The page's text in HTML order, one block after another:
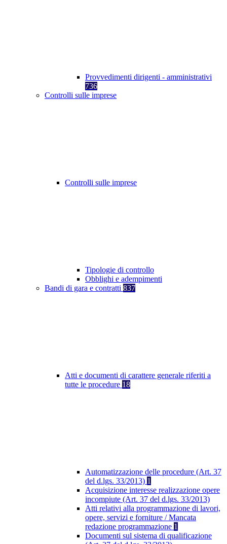
Provvedimenti dirigenti - amministrativi
736
Controlli sulle imprese
Controlli sulle imprese
Tipologie di controllo
Obblighi e adempimenti
Bandi di gara e contratti 837
Atti e documenti di carattere generale riferiti a
tutte le procedure 18
Automatizzazione delle procedure (Art. 37
del d.lgs. 33/2013) 1
Acquisizione interesse realizzazione opere
incompiute (Art. 37 del d.lgs. 33/2013)
Atti relativi alla programmazione di lavori,
opere, servizi e forniture / Mancata
redazione programmazione 1
Documenti sul sistema di qualificazione